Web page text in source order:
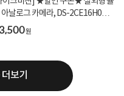
아날로그 카메라, DS-2CE16H0T-
(올인원...
원
보기